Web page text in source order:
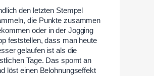
den letzten Stempel
die Punkte zusammen
oder in der Jogging
feststellen, dass man heute
gelaufen ist als die
Tage. Das spornt an
löst einen Belohnungseffekt